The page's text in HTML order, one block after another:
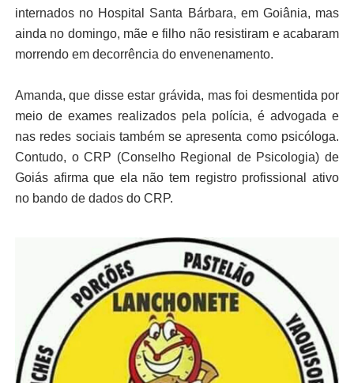
internados no Hospital Santa Bárbara, em Goiânia, mas
ainda no domingo, mãe e filho não resistiram e acabaram
morrendo em decorrência do envenenamento.
Amanda, que disse estar grávida, mas foi desmentida por
meio de exames realizados pela polícia, é advogada e
nas redes sociais também se apresenta como psicóloga.
Contudo, o CRP (Conselho Regional de Psicologia) de
Goiás afirma que ela não tem registro profissional ativo
no bando de dados do CRP.